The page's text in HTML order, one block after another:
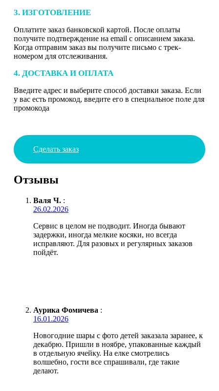
3. ИЗГОТОВЛЕНИЕ
Оплатите заказ банковской картой. После оплаты
получите подтверждение на email с описанием заказа.
Когда отправим заказ вы получите письмо с трек-
номером для отслеживания.
4. ДОСТАВКА И ОПЛАТА
Введите адрес и выберите способ доставки заказа. Если
у вас есть промокод, введите его в специальное поле для
промокода
Сделать заказ
Отзывы
Валя Ч. :
26.02.2026
Сервис в целом не подводит. Иногда бывают
задержки, иногда мелкие косяки, но всегда
исправляют. Для разовых и регулярных заказов
пойдёт.
Аурика Фомичева :
16.01.2026
Новогодние шары с фото детей заказала заранее, к
декабрю. Пришли в ноябре, упакованные каждый
в отдельную ячейку. На елке смотрелись
волшебно, гости все спрашивали, где такие
делают.